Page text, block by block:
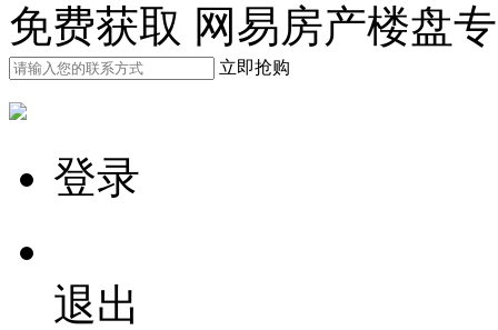
免费获取 网易房产楼盘
立即抢购
登录
退出